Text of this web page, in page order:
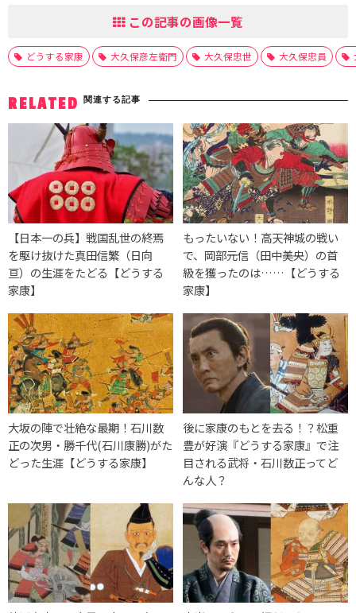
この記事の画像一覧
どうする家康 大久保彦左衛門 大久保忠世 大久保忠員
RELATED 関連する記事
【日本一の兵】戦国乱世の終焉
を駆け抜けた真田信繁（日向
亘）の生涯をたどる【どうする
家康】
もったいない！高天神城の戦い
で、岡部元信（田中美央）の首
級を獲ったのは……【どうする
家康】
大坂の陣で壮絶な最期！石川数
正の次男・勝千代(石川康勝)がた
どった生涯【どうする家康】
後に家康のもとを去る！？松重
豊が好演『どうする家康』で注
目される武将・石川数正ってど
んな人？